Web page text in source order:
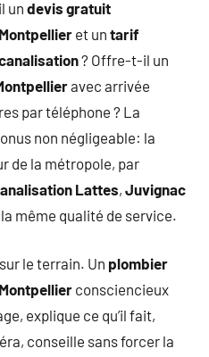
undevis gratuit
et un tarif
? Offre-t-il un
avec arrivée
par téléphone ? La
non négligeable: la
de la métropole, par
Lattes, Juvignac
même qualité de service.
le terrain. Un plombier
consciencieux
explique ce qu’il fait,
conseille sans forcer la